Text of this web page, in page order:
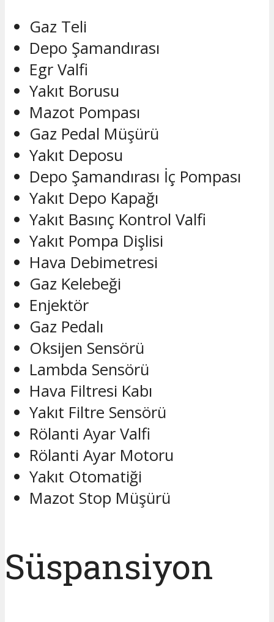
Gaz Teli
Depo Şamandırası
Egr Valfi
Yakıt Borusu
Mazot Pompası
Gaz Pedal Müşürü
Yakıt Deposu
Depo Şamandırası İç Pompası
Yakıt Depo Kapağı
Yakıt Basınç Kontrol Valfi
Yakıt Pompa Dişlisi
Hava Debimetresi
Gaz Kelebeği
Enjektör
Gaz Pedalı
Oksijen Sensörü
Lambda Sensörü
Hava Filtresi Kabı
Yakıt Filtre Sensörü
Rölanti Ayar Valfi
Rölanti Ayar Motoru
Yakıt Otomatiği
Mazot Stop Müşürü
Süspansiyon